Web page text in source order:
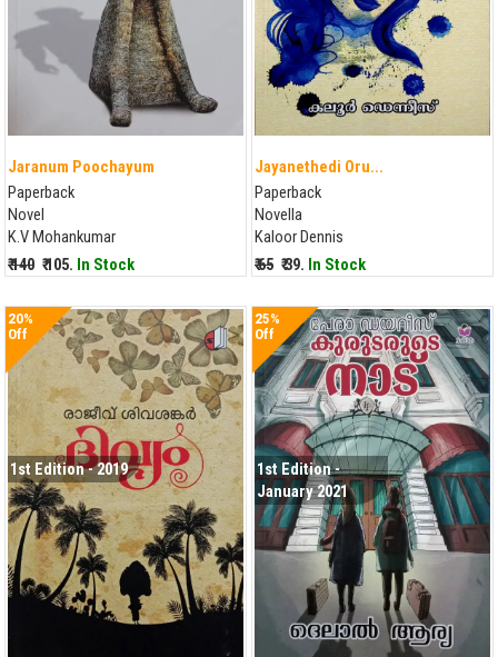
Jaranum Poochayum
Paperback
Novel
K.V Mohankumar
₹ 140 ₹ 105. In Stock
Jayanethedi Oru...
Paperback
Novella
Kaloor Dennis
₹ 65 ₹ 39. In Stock
20%
Off
1st Edition - 2019
25%
Off
1st Edition -
January 2021